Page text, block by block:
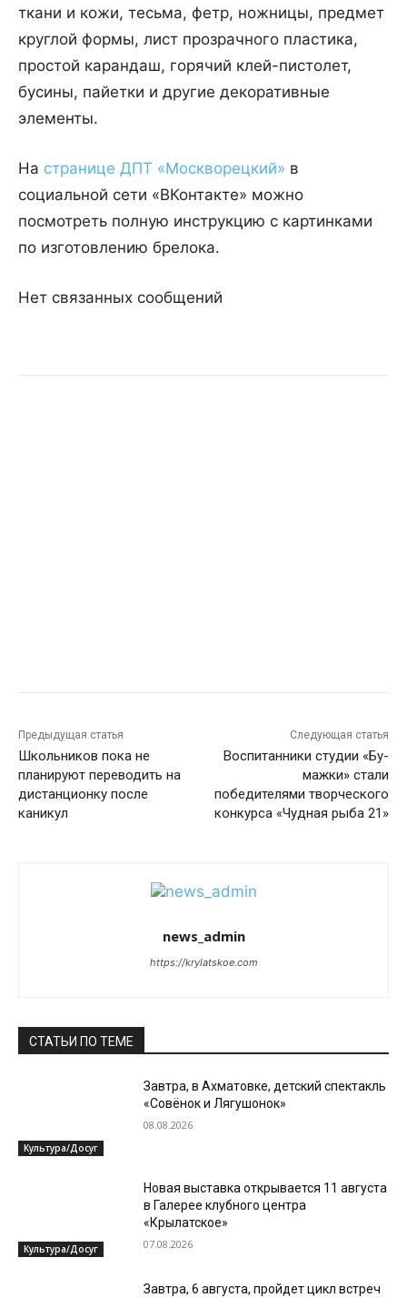
ткани и кожи, тесьма, фетр, ножницы, предмет
круглой формы, лист прозрачного пластика,
простой карандаш, горячий клей-пистолет,
бусины, пайетки и другие декоративные
элементы.
На странице ДПТ «Москворецкий» в
социальной сети «ВКонтакте» можно
посмотреть полную инструкцию с картинками
по изготовлению брелока.
Нет связанных сообщений
Предыдущая статья
Школьников пока не
планируют переводить на
дистанционку после
каникул
Следующая статья
Воспитанники студии «Бу-
мажки» стали
победителями творческого
конкурса «Чудная рыба 21»
news_admin
https://krylatskoe.com
СТАТЬИ ПО ТЕМЕ
Культура/Досуг
Завтра, в Ахматовке, детский спектакль
«Совёнок и Лягушонок»
08.08.2026
Культура/Досуг
Новая выставка открывается 11 августа
в Галерее клубного центра
«Крылатское»
07.08.2026
Завтра, 6 августа, пройдет цикл встреч